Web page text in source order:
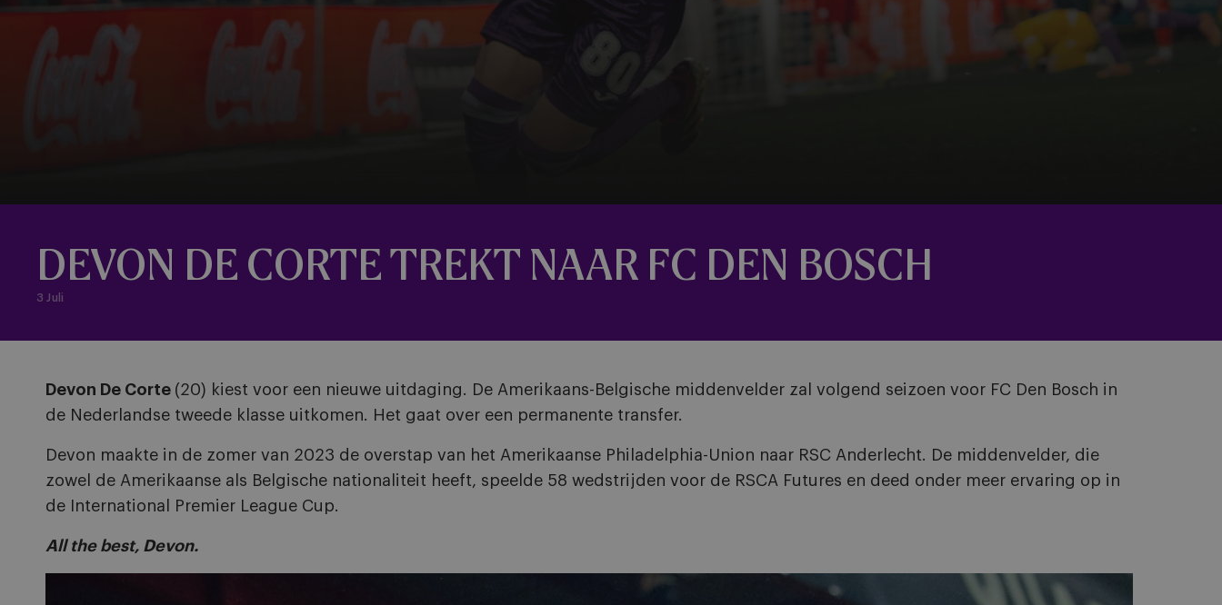
DEVON DE CORTE TREKT NAAR FC DEN BOSCH
3 Juli
Devon De Corte (20) kiest voor een nieuwe uitdaging. De Amerikaans-Belgische middenvelder zal volgend seizoen voor FC Den Bosch in
de Nederlandse tweede klasse uitkomen. Het gaat over een permanente transfer.
Devon maakte in de zomer van 2023 de overstap van het Amerikaanse Philadelphia-Union naar RSC Anderlecht. De middenvelder, die
zowel de Amerikaanse als Belgische nationaliteit heeft, speelde 58 wedstrijden voor de RSCA Futures en deed onder meer ervaring op in
de International Premier League Cup.
All the best, Devon.